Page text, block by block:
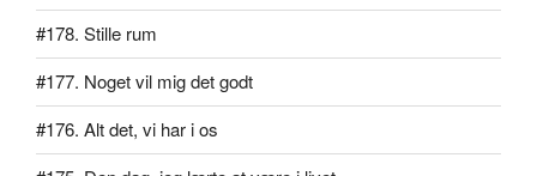
#178. Stille rum
#177. Noget vil mig det godt
#176. Alt det, vi har i os